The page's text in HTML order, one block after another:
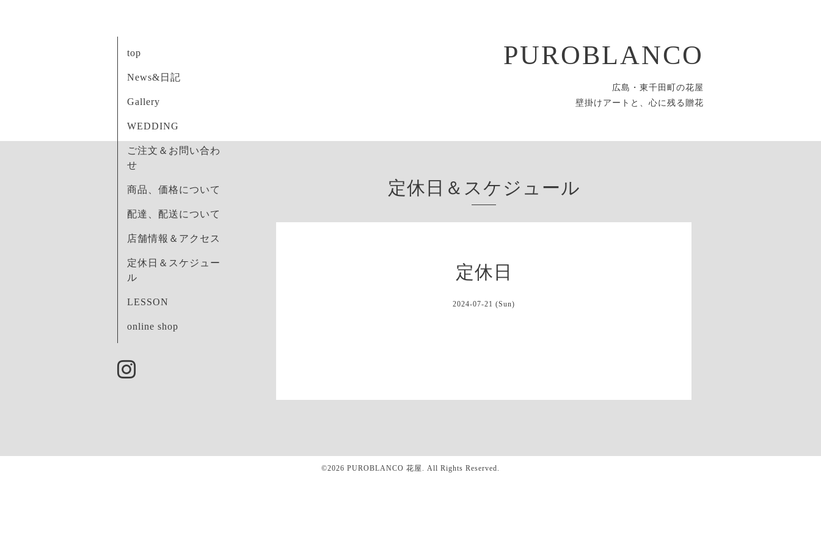
PUROBLANCO
広島・東千田町の花屋
壁掛けアートと、心に残る贈花
top
News&日記
Gallery
WEDDING
ご注文＆お問い合わ
せ
商品、価格について
配達、配送について
店舗情報＆アクセス
定休日＆スケジュー
ル
LESSON
online shop
定休日＆スケジュール
定休日
2024-07-21 (Sun)
©2026 PUROBLANCO 花屋 . All Rights Reserved.